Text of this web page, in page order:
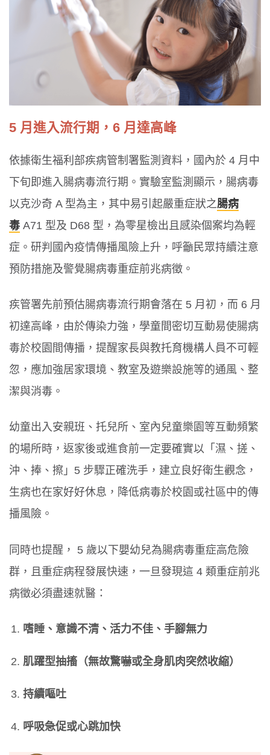
5 月進入流行期，6 月達高峰
依據衛生福利部疾病管制署監測資料，國內於 4 月中
下旬即進入腸病毒流行期。實驗室監測顯示，腸病毒
以克沙奇 A 型為主，其中易引起嚴重症狀之腸病
毒 A71 型及 D68 型，為零星檢出且感染個案均為輕
症。研判國內疫情傳播風險上升，呼籲民眾持續注意
預防措施及警覺腸病毒重症前兆病徵。
疾管署先前預估腸病毒流行期會落在 5 月初，而 6 月
初達高峰，由於傳染力強，學童間密切互動易使腸病
毒於校園間傳播，提醒家長與教托育機構人員不可輕
忽，應加強居家環境、教室及遊樂設施等的通風、整
潔與消毒。
幼童出入安親班、托兒所、室內兒童樂園等互動頻繁
的場所時，返家後或進食前一定要確實以「濕、搓、
沖、捧、擦」5 步驟正確洗手，建立良好衛生觀念，
生病也在家好好休息，降低病毒於校園或社區中的傳
播風險。
同時也提醒， 5 歲以下嬰幼兒為腸病毒重症高危險
群，且重症病程發展快速，一旦發現這 4 類重症前兆
病徵必須盡速就醫：
嗜睡、意識不清、活力不佳、手腳無力
肌躍型抽搐（無故驚嚇或全身肌肉突然收縮）
持續嘔吐
呼吸急促或心跳加快